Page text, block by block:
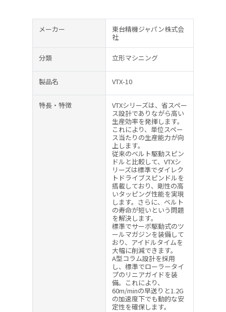
メーカー
東台精機ジャパン株式会
社
分類 立形マシニング
製品名 VTX-10
特長・特徴
VTXシリーズは、省スペー
ス設計でありながら高い
生産効率を発揮します。
これにより、単位スペー
ス当たりの生産能力が向
上します。
従来のベルト駆動スピン
ドルと比較して、VTXシ
リーズは標準でダイレク
トドライブスピンドルを
搭載しており、剛性の高
いタッピング性能を実現
します。さらに、ベルト
の寿命が短いという問題
を解決します。
標準でサーボ駆動式のツ
ールマガジンを装備して
おり、アイドルタイムを
大幅に削減できます。
A型コラム設計を採用
し、標準でローラータイ
プのリニアガイドを装
備。これにより、
60m/minの早送りと1.2G
の加速度下でも動的な安
定性を確保します。